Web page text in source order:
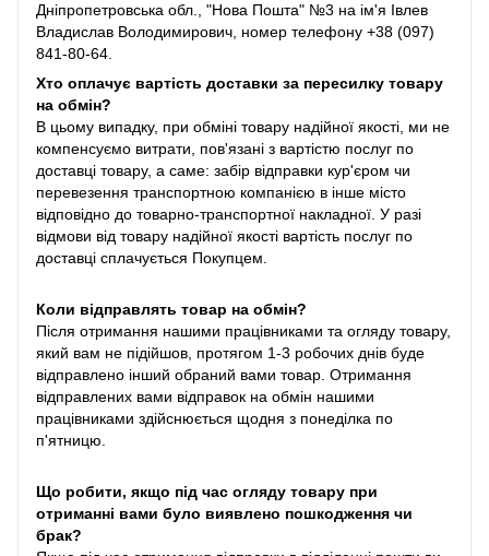
Дніпропетровська обл., "Нова Пошта" №3 на ім'я Івлев
Владислав Володимирович, номер телефону +38 (097)
841-80-64.
Хто оплачує вартість доставки за пересилку товару
на обмін?
В цьому випадку, при обміні товару надійної якості, ми не
компенсуємо витрати, пов'язані з вартістю послуг по
доставці товару, а саме: забір відправки кур'єром чи
перевезення транспортною компанією в інше місто
відповідно до товарно-транспортної накладної. У разі
відмови від товару надійної якості вартість послуг по
доставці сплачується Покупцем.
Коли відправлять товар на обмін?
Після отримання нашими працівниками та огляду товару,
який вам не підійшов, протягом 1-3 робочих днів буде
відправлено інший обраний вами товар. Отримання
відправлених вами відправок на обмін нашими
працівниками здійснюється щодня з понеділка по
п'ятницю.
Що робити, якщо під час огляду товару при
отриманні вами було виявлено пошкодження чи
брак?